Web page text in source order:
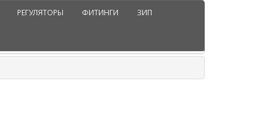
РЕГУЛЯТОРЫ ФИТИНГИ ЗИП